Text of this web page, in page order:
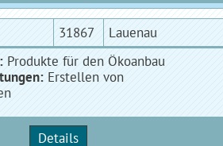
31867
Lauenau
Produkte für den Ökoanbau
Erstellen von
Details